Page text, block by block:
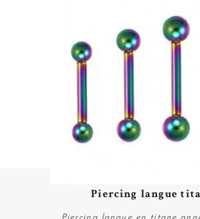
Piercing langue